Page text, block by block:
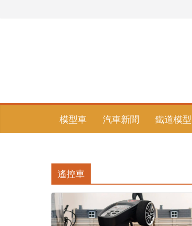
模型車 汽車新聞 鐵道模型
遙控車